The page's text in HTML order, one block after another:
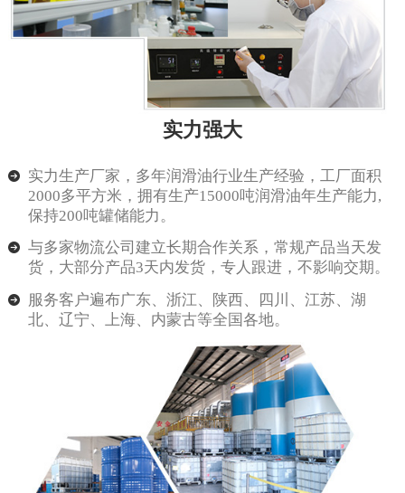
实力强大
实力生产厂家，多年润滑油行业生产经验，工厂面积
2000多平方米，拥有生产15000吨润滑油年生产能力,
保持200吨罐储能力。
与多家物流公司建立长期合作关系，常规产品当天发
货，大部分产品3天内发货，专人跟进，不影响交期。
服务客户遍布广东、浙江、陕西、四川、江苏、湖
北、辽宁、上海、内蒙古等全国各地。